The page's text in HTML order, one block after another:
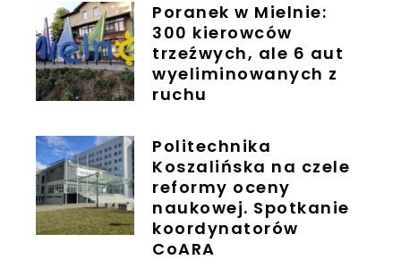
Poranek w Mielnie:
300 kierowców
trzeźwych, ale 6 aut
wyeliminowanych z
ruchu
Politechnika
Koszalińska na czele
reformy oceny
naukowej. Spotkanie
koordynatorów
CoARA